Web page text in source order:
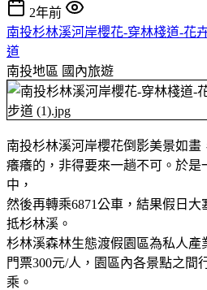
2年前
南投杉林溪河岸櫻花-穿林棧道-花
道
南投地區 國內旅遊
南投杉林溪河岸櫻花倒影美景如
癢癢的，非得要來一趟不可。於是
中，
然後再轉乘6871公車，結果假日
抵杉林溪。
杉林溪森林生態渡假園區為私人
門票300元/人，園區內各景點之間
乘。